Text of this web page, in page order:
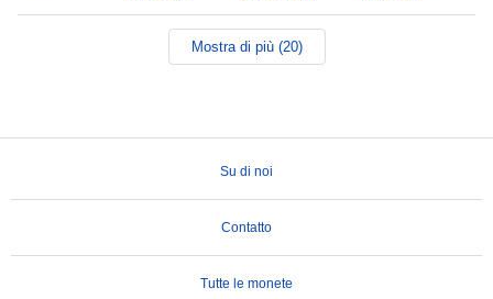
Mostra di più (20)
Su di noi
Contatto
Tutte le monete